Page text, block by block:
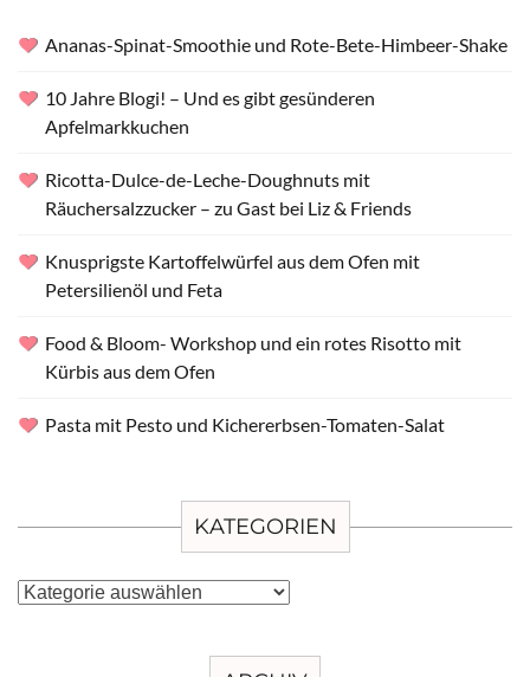
Ananas-Spinat-Smoothie und Rote-Bete-Himbeer-Shake
10 Jahre Blogi! – Und es gibt gesünderen
Apfelmarkkuchen
Ricotta-Dulce-de-Leche-Doughnuts mit
Räuchersalzzucker – zu Gast bei Liz & Friends
Knusprigste Kartoffelwürfel aus dem Ofen mit
Petersilienöl und Feta
Food & Bloom- Workshop und ein rotes Risotto mit
Kürbis aus dem Ofen
Pasta mit Pesto und Kichererbsen-Tomaten-Salat
KATEGORIEN
Kategorien